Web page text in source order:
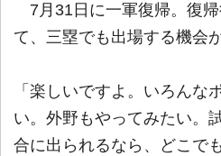
7月31日に一軍復帰。復帰
て、三塁でも出場する機会
「楽しいですよ。いろんな
い。外野もやってみたい。
合に出られるなら、どこで